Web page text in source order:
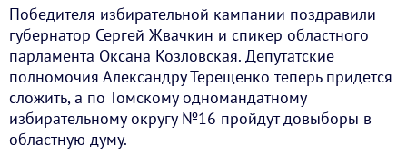
Победителя избирательной кампании поздравили
губернатор Сергей Жвачкин и спикер областного
парламента Оксана Козловская. Депутатские
полномочия Александру Терещенко теперь придется
сложить, а по Томскому одномандатному
избирательному округу №16 пройдут довыборы в
областную думу.